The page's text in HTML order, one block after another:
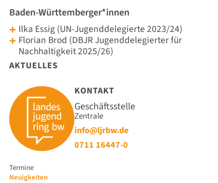
AKTUELLES
Navigation
überspringen
Termine
Neuigkeiten
KONTAKT
Geschäftsstelle
Zentrale
info@ljrbw.de
0711 16447-0
Baden-Württemberger*innen
Ilka Essig (UN-Jugenddelegierte 2023/24)
Florian Brod (DBJR Jugenddelegierter für
Nachhaltigkeit 2025/26)